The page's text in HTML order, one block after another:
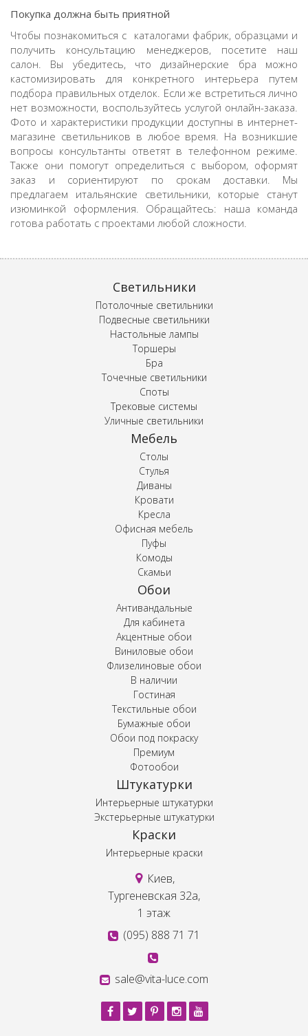
Покупка должна быть приятной
Чтобы познакомиться с каталогами фабрик, образцами и
получить консультацию менеджеров, посетите наш
салон. Вы убедитесь, что дизайнерские бра можно
кастомизировать для конкретного интерьера путем
подбора правильных отделок. Если же встретиться лично
нет возможности, воспользуйтесь услугой онлайн-заказа.
Фото и характеристики продукции доступны в интернет-
магазине светильников в любое время. На возникшие
вопросы консультанты ответят в телефонном режиме.
Также они помогут определиться с выбором, оформят
заказ и сориентируют по срокам доставки. Мы
предлагаем итальянские светильники, которые станут
изюминкой оформления. Обращайтесь: наша команда
готова работать с проектами любой сложности.
Светильники
Потолочные светильники
Подвесные светильники
Настольные лампы
Торшеры
Бра
Точечные светильники
Споты
Трековые системы
Уличные светильники
Мебель
Столы
Стулья
Диваны
Кровати
Кресла
Офисная мебель
Пуфы
Комоды
Скамьи
Обои
Антивандальные
Для кабинета
Акцентные обои
Виниловые обои
Флизелиновые обои
В наличии
Гостиная
Текстильные обои
Бумажные обои
Обои под покраску
Премиум
Фотообои
Штукатурки
Интерьерные штукатурки
Экстерьерные штукатурки
Краски
Интерьерные краски
Киев,
Тургеневская 32а,
1 этаж
(095) 888 71 71
sale@vita-luce.com